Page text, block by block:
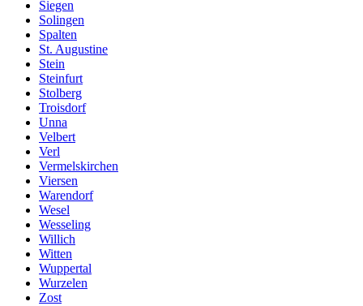
Siegen
Solingen
Spalten
St. Augustine
Stein
Steinfurt
Stolberg
Troisdorf
Unna
Velbert
Verl
Vermelskirchen
Viersen
Warendorf
Wesel
Wesseling
Willich
Witten
Wuppertal
Wurzelen
Zost